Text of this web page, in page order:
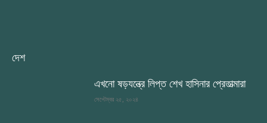
দেশ
এখনো ষড়যন্ত্রে লিপ্ত শেখ হাসিনার প্রেতাত্মারা
সেপ্টেম্বর ২৫, ২০২৪